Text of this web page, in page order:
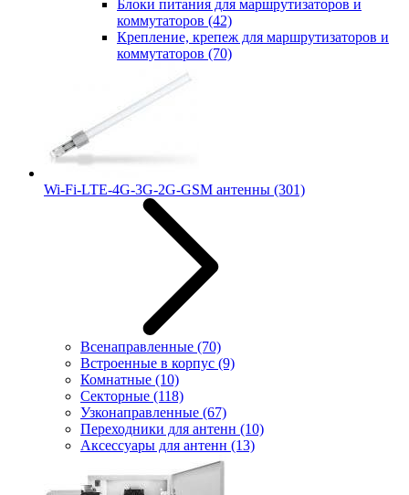
Блоки питания для маршрутизаторов и
коммутаторов (42)
Крепление, крепеж для маршрутизаторов и
коммутаторов (70)
Wi-Fi-LTE-4G-3G-2G-GSM антенны (301)
Всенаправленные (70)
Встроенные в корпус (9)
Комнатные (10)
Секторные (118)
Узконаправленные (67)
Переходники для антенн (10)
Аксессуары для антенн (13)